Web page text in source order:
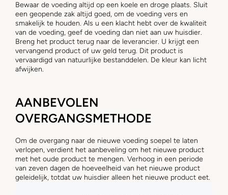
Bewaar de voeding altijd op een koele en droge plaats. Sluit
een geopende zak altijd goed, om de voeding vers en
smakelijk te houden. Als u een klacht hebt over de kwaliteit
van de voeding, geef de voeding dan niet aan uw huisdier.
Breng het product terug naar de leverancier. U krijgt een
vervangend product of uw geld terug. Dit product is
vervaardigd van natuurlijke bestanddelen. De kleur kan licht
afwijken.
AANBEVOLEN
OVERGANGSMETHODE
Om de overgang naar de nieuwe voeding soepel te laten
verlopen, verdient het aanbeveling om het nieuwe product
met het oude product te mengen. Verhoog in een periode
van zeven dagen de hoeveelheid van het nieuwe product
geleidelijk, totdat uw huisdier alleen het nieuwe product eet.